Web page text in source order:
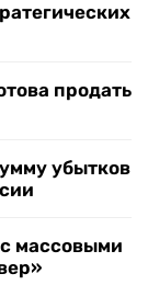
продать
убытков
массовыми